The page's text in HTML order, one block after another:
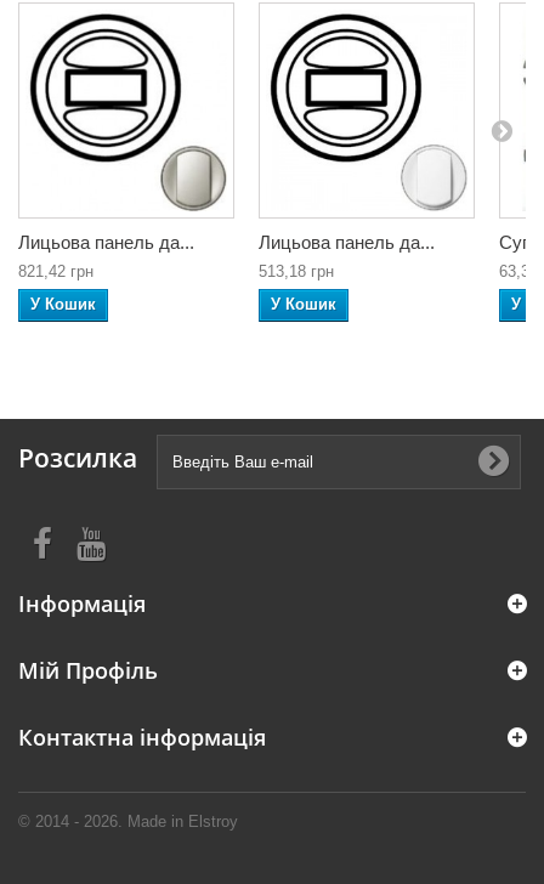
Лицьова панель да...
821,42 грн
У Кошик
Лицьова панель да...
513,18 грн
У Кошик
63,31
У
Розсилка
Інформація
© 2014 - 2026. Made in Elstroy
Мій Профіль
Контактна інформація